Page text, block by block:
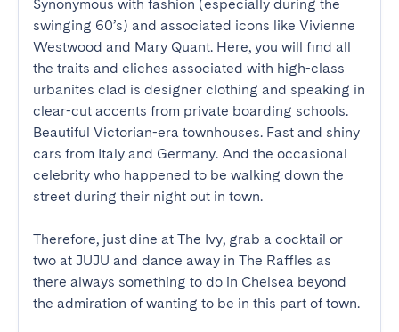
Synonymous with fashion (especially during the
swinging 60’s) and associated icons like Vivienne
Westwood and Mary Quant. Here, you will find all
the traits and cliches associated with high-class
urbanites clad is designer clothing and speaking in
clear-cut accents from private boarding schools.
Beautiful Victorian-era townhouses. Fast and shiny
cars from Italy and Germany. And the occasional
celebrity who happened to be walking down the
street during their night out in town.
Therefore, just dine at The Ivy, grab a cocktail or
two at JUJU and dance away in The Raffles as
there always something to do in Chelsea beyond
the admiration of wanting to be in this part of town.